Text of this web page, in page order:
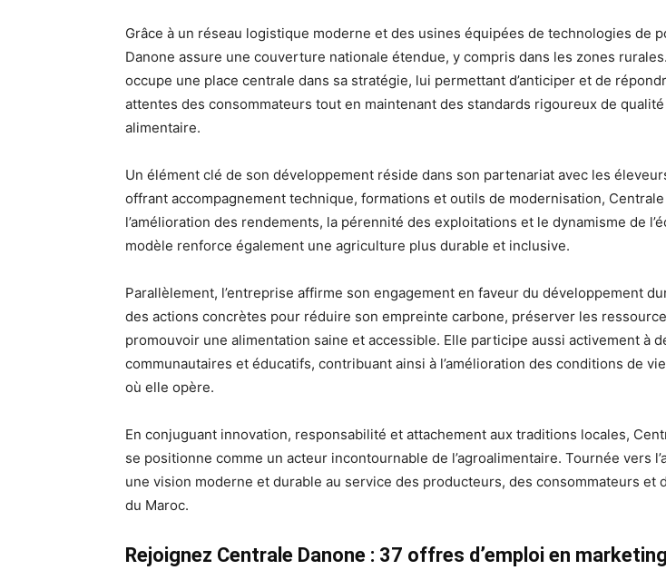
Grâce à un réseau logistique moderne et des usines équipées de technologies de
Danone assure une couverture nationale étendue, y compris dans les zones
occupe une place centrale dans sa stratégie, lui permettant d’anticiper et de
attentes des consommateurs tout en maintenant des standards rigoureux de
alimentaire.
Un élément clé de son développement réside dans son partenariat avec les
offrant accompagnement technique, formations et outils de modernisation,
l’amélioration des rendements, la pérennité des exploitations et le dynamisme de
modèle renforce également une agriculture plus durable et inclusive.
Parallèlement, l’entreprise affirme son engagement en faveur du développement
des actions concrètes pour réduire son empreinte carbone, préserver les
promouvoir une alimentation saine et accessible. Elle participe aussi activement à
communautaires et éducatifs, contribuant ainsi à l’amélioration des conditions de
où elle opère.
En conjuguant innovation, responsabilité et attachement aux traditions locales,
se positionne comme un acteur incontournable de l’agroalimentaire. Tournée vers
une vision moderne et durable au service des producteurs, des consommateurs et
du Maroc.
Rejoignez Centrale Danone : 37 offres d’emploi en